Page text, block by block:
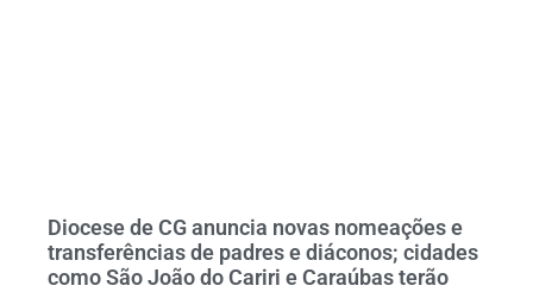
Diocese de CG anuncia novas nomeações e
transferências de padres e diáconos; cidades
como São João do Cariri e Caraúbas terão